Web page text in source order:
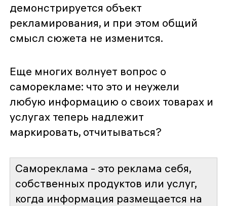
демонстрируется объект
рекламирования, и при этом общий
смысл сюжета не изменится.
Еще многих волнует вопрос о
саморекламе: что это и неужели
любую информацию о своих товарах и
услугах теперь надлежит
маркировать, отчитываться?
Самореклама - это реклама себя,
собственных продуктов или услуг,
когда информация размещается на